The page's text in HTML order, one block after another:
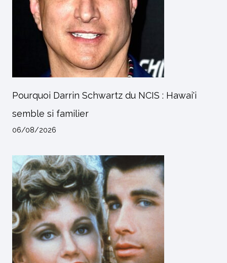
Pourquoi Darrin Schwartz du NCIS : Hawai'i
semble si familier
06/08/2026